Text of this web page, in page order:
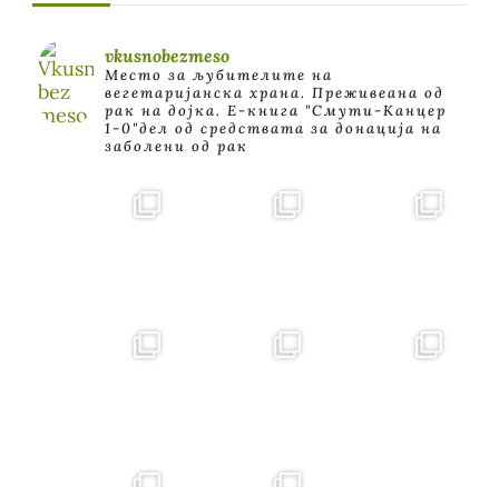
vkusnobezmeso
Место за љубителите на
вегетаријанска храна. Преживеана од
рак на дојка. E-книга "Смути-Канцер
1-0"дел од средствата за донација на
заболени од рак